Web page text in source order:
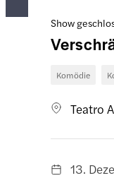
Show
Komödie
Teatro
13.